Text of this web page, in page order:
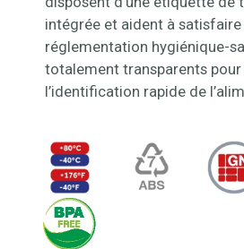
intégrée et aident à satisfaire
réglementation hygiénique-
totalement transparents
l’identification rapide de